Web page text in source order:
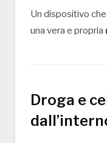
Un dispositivo
una vera e propria
Droga e